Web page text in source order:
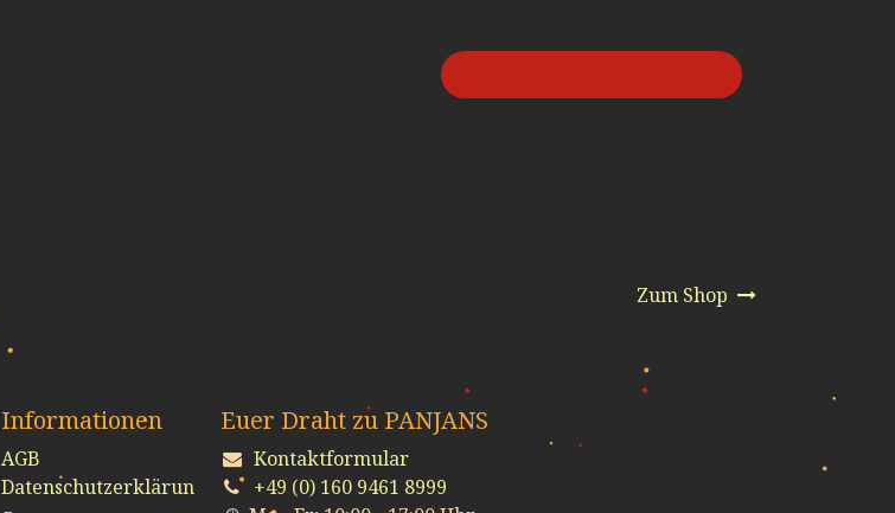
Zum Shop
Euer Draht zu PANJANS
Kontaktformular
+49 (0) 160 9461 8999
Informationen
AGB
Datenschutzerklärun